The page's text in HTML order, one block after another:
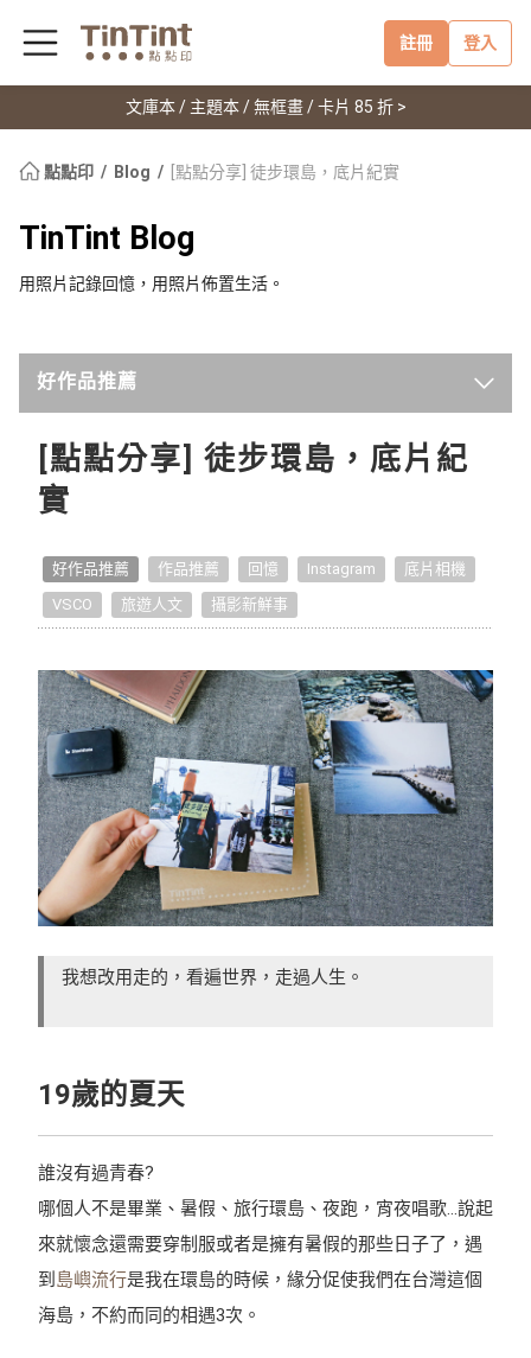
註冊 登入
文庫本 / 主題本 / 無框畫 / 卡片 85 折 >
點點印 Blog [點點分享] 徒步環島，底片紀實
TinTint Blog
用照片記錄回憶，用照片佈置生活。
好作品推薦
最新
點點印新聞
點點手作小教室
點點開箱
生活提案
照片怎麼拍
編輯小技巧
獨家專訪
好書店專訪
[點點分享] 徒步環島，底片紀
實
好作品推薦 作品推薦 回憶 Instagram
底片相機
VSCO
旅遊人文 攝影新鮮事
我想改用走的，看遍世界，走過人生。
19歲的夏天
誰沒有過青春?
哪個人不是畢業、暑假、旅行環島、夜跑，宵夜唱歌...說起
來就懷念還需要穿制服或者是擁有暑假的那些日子了，遇
到 島嶼流行是我在環島的時候，緣分促使我們在台灣這個
海島，不約而同的相遇3次。